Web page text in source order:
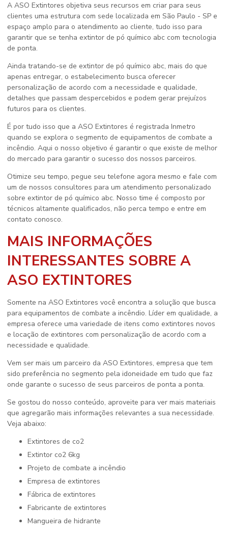
A ASO Extintores objetiva seus recursos em criar para seus
clientes uma estrutura com sede localizada em São Paulo - SP e
espaço amplo para o atendimento ao cliente, tudo isso para
garantir que se tenha extintor de pó químico abc com tecnologia
de ponta.
Ainda tratando-se de extintor de pó químico abc, mais do que
apenas entregar, o estabelecimento busca oferecer
personalização de acordo com a necessidade e qualidade,
detalhes que passam despercebidos e podem gerar prejuízos
futuros para os clientes.
É por tudo isso que a ASO Extintores é registrada Inmetro
quando se explora o segmento de equipamentos de combate a
incêndio. Aqui o nosso objetivo é garantir o que existe de melhor
do mercado para garantir o sucesso dos nossos parceiros.
Otimize seu tempo, pegue seu telefone agora mesmo e fale com
um de nossos consultores para um atendimento personalizado
sobre extintor de pó químico abc. Nosso time é composto por
técnicos altamente qualificados, não perca tempo e entre em
contato conosco.
MAIS INFORMAÇÕES
INTERESSANTES SOBRE A
ASO EXTINTORES
Somente na ASO Extintores você encontra a solução que busca
para equipamentos de combate a incêndio. Líder em qualidade, a
empresa oferece uma variedade de itens como extintores novos
e locação de extintores com personalização de acordo com a
necessidade e qualidade.
Vem ser mais um parceiro da ASO Extintores, empresa que tem
sido preferência no segmento pela idoneidade em tudo que faz
onde garante o sucesso de seus parceiros de ponta a ponta.
Se gostou do nosso conteúdo, aproveite para ver mais materiais
que agregarão mais informações relevantes a sua necessidade.
Veja abaixo:
extintores de co2
extintor co2 6kg
projeto de combate a incêndio
empresa de extintores
fábrica de extintores
fabricante de extintores
mangueira de hidrante